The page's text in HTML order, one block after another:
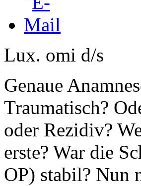
Lux. omi d/s
Genaue
Traumatisch?
oder Rezidiv?
erste? War die
OP) stabil? Nun